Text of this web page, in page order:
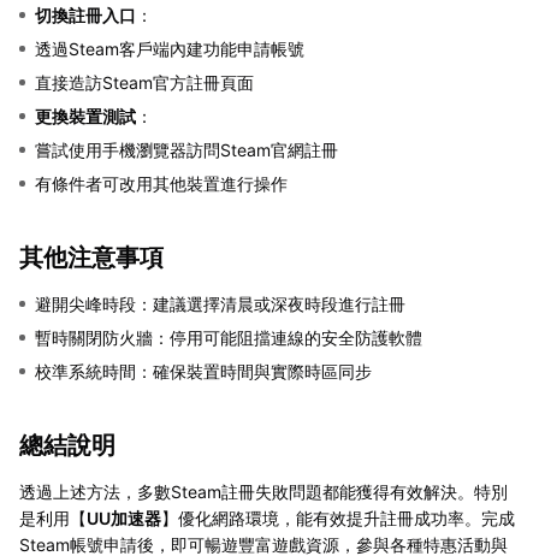
切換註冊入口 ：
透過Steam客戶端內建功能申請帳號
直接造訪Steam官方註冊頁面
更換裝置測試 ：
嘗試使用手機瀏覽器訪問Steam官網註冊
有條件者可改用其他裝置進行操作
其他注意事項
避開尖峰時段：建議選擇清晨或深夜時段進行註冊
暫時關閉防火牆：停用可能阻擋連線的安全防護軟體
校準系統時間：確保裝置時間與實際時區同步
總結說明
透過上述方法，多數Steam註冊失敗問題都能獲得有效解決。特別
是利用【UU加速器】優化網路環境，能有效提升註冊成功率。完成
Steam帳號申請後，即可暢遊豐富遊戲資源，參與各種特惠活動與